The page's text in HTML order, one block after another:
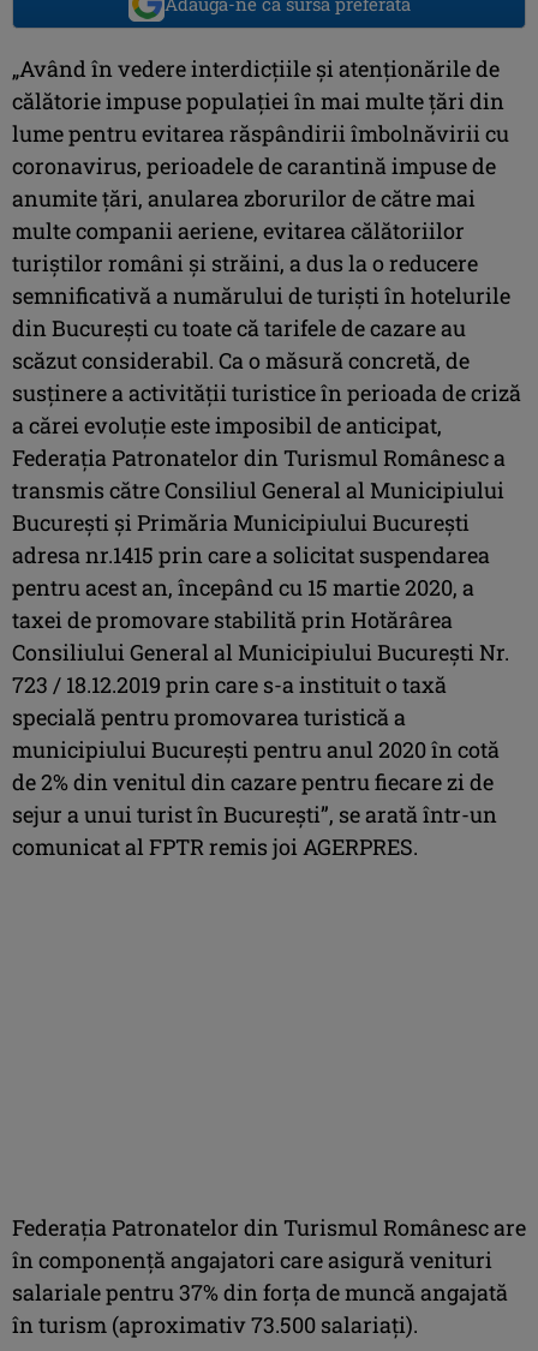
„Având în vedere interdicţiile şi atenţionările de
călătorie impuse populaţiei în mai multe ţări din
lume pentru evitarea răspândirii îmbolnăvirii cu
coronavirus, perioadele de carantină impuse de
anumite ţări, anularea zborurilor de către mai
multe companii aeriene, evitarea călătoriilor
turiştilor români şi străini, a dus la o reducere
semnificativă a numărului de turişti în hotelurile
din Bucureşti cu toate că tarifele de cazare au
scăzut considerabil. Ca o măsură concretă, de
susţinere a activităţii turistice în perioada de criză
a cărei evoluţie este imposibil de anticipat,
Federaţia Patronatelor din Turismul Românesc a
transmis către Consiliul General al Municipiului
Bucureşti şi Primăria Municipiului Bucureşti
adresa nr.1415 prin care a solicitat suspendarea
pentru acest an, începând cu 15 martie 2020, a
taxei de promovare stabilită prin Hotărârea
Consiliului General al Municipiului Bucureşti Nr.
723 / 18.12.2019 prin care s-a instituit o taxă
specială pentru promovarea turistică a
municipiului Bucureşti pentru anul 2020 în cotă
de 2% din venitul din cazare pentru fiecare zi de
sejur a unui turist în Bucureşti”, se arată într-un
comunicat al FPTR remis joi AGERPRES.
Federaţia Patronatelor din Turismul Românesc are
în componenţă angajatori care asigură venituri
salariale pentru 37% din forţa de muncă angajată
în turism (aproximativ 73.500 salariaţi).